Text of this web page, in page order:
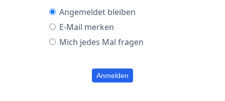
Angemeldet bleiben
E-Mail merken
Mich jedes Mal fragen
Anmelden